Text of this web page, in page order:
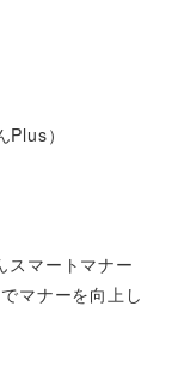
）
スマートマナー
マナーを向上し